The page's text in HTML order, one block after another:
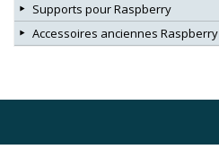
Supports pour Raspberry
Accessoires anciennes Raspberry